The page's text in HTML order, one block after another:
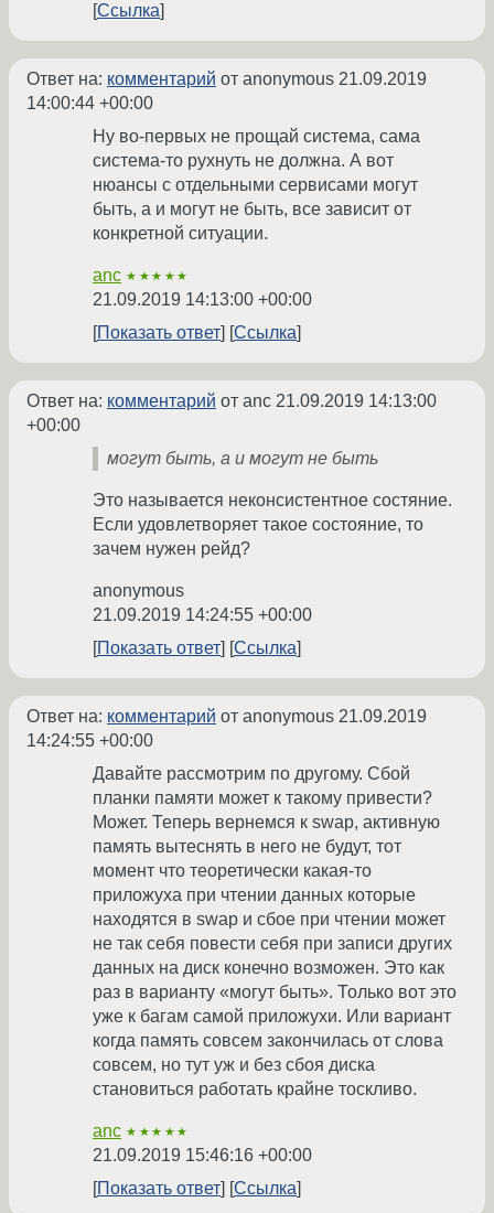
Ссылка
Ответ на: комментарий от anonymous 21.09.2019
14:00:44 +00:00
Ну во-первых не прощай система, сама
система-то рухнуть не должна. А вот
нюансы с отдельными сервисами могут
быть, а и могут не быть, все зависит от
конкретной ситуации.
anc ★★★★★
21.09.2019 14:13:00 +00:00
Показать ответ
Ссылка
Ответ на: комментарий от anc 21.09.2019 14:13:00
+00:00
могут быть, а и могут не быть
Это называется неконсистентное состяние.
Если удовлетворяет такое состояние, то
зачем нужен рейд?
anonymous
21.09.2019 14:24:55 +00:00
Показать ответ
Ссылка
Ответ на: комментарий от anonymous 21.09.2019
14:24:55 +00:00
Давайте рассмотрим по другому. Сбой
планки памяти может к такому привести?
Может. Теперь вернемся к swap, активную
память вытеснять в него не будут, тот
момент что теоретически какая-то
приложуха при чтении данных которые
находятся в swap и сбое при чтении может
не так себя повести себя при записи других
данных на диск конечно возможен. Это как
раз в варианту «могут быть». Только вот это
уже к багам самой приложухи. Или вариант
когда память совсем закончилась от слова
совсем, но тут уж и без сбоя диска
становиться работать крайне тоскливо.
anc ★★★★★
21.09.2019 15:46:16 +00:00
Показать ответ
Ссылка